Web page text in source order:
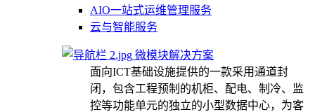
AIO一站式运维管理服务
云与智能服务
微模块解决方案
面向ICT基础设施提供的一款采用通道封
闭，包含工程预制的机柜、配电、制冷、监
控等功能单元的独立的小型数据中心，为客